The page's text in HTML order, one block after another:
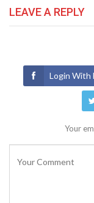
LEAVE A REPLY
Login With
Your